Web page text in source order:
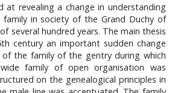
at revealing a change in understanding
in society of the Grand Duchy of
several hundred years. The main thesis
century an important sudden change
the family of the gentry during which
family of open organisation was
on the genealogical principles in